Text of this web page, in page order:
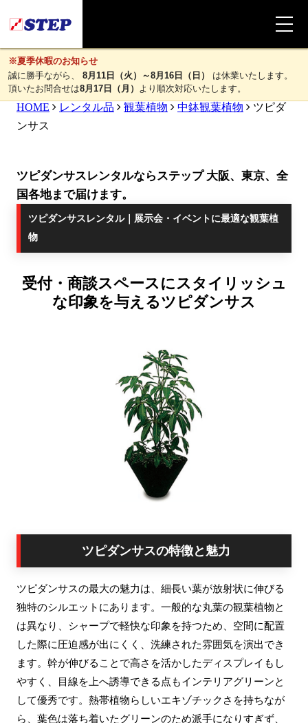
※夏季休暇のお知らせ
誠に勝手ながら、
8月11日（火）～8月16日（日） は休業いたします。
頂いたお問合せは8月17日（月） より順次対応いたします。
HOME レンタル品 観葉植物 中鉢観葉植物
ツピダ
ンサス
ツピダンサスレンタルならステップ 大阪、東京、全
国各地まで届けます。
ツピダンサスレンタル｜展示会・イベントに最適な観葉植
物
受付・商談スペースにスタイリッシュ
な印象を与えるツピダンサス
ツピダンサスの特徴と魅力
ツピダンサスの最大の魅力は、細長い葉が放射状に伸びる
独特のシルエットにあります。一般的な丸葉の観葉植物と
は異なり、シャープで軽快な印象を持つため、空間に配置
した際に圧迫感が出にくく、洗練された雰囲気を演出でき
ます。幹が伸びることで高さを活かしたディスプレイもし
やすく、目線を上へ誘導できる点もインテリアグリーンと
して優秀です。熱帯植物らしいエキゾチックさを持ちなが
ら、葉色は落ち着いたグリーンのため派手になりすぎず、